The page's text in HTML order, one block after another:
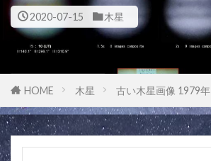
2020-07-15 木星
HOME 木星 古い木星画像 1979年